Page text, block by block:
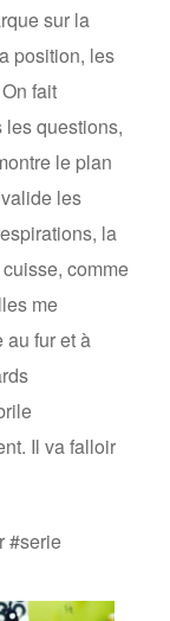
sur la
position, les
fait
les questions,
le plan
les
la
comme
me
au fur et à
Il va falloir
#serie